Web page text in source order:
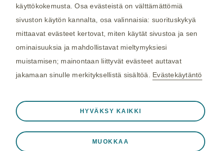
THL:nsuosituksiin. Maakohtaiset
rokotussuositukset perustuvatMatkailijan
terveysoppaaseen, jota toimittaa Kustannus Oy
Duodecim (aiemmin THL). Tarkistamme
maakohtaiset rokotesuositukset kahdesti
vuodessa.
04/2024, NP-FI-TVX-WCNT-210005
Viimeisin päivitys 25.03.2025
käyttökokemusta. Osa evästeistä on välttämättömiä
sivuston käytön kannalta, osa valinnaisia: suorituskykyä
mittaavat evästeet kertovat, miten käytät sivustoa ja sen
ominaisuuksia ja mahdollistavat mieltymyksiesi
muistamisen; mainontaan liittyvät evästeet auttavat
jakamaan sinulle merkityksellistä sisältöä. Evästekäytäntö
Välttämättömät evästeet ❮
kuten istuntotietojen tallennukseen vierailun
MUOKKAA
HYVÄKSY KAIKKI